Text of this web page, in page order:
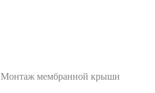
Монтаж мембранной крыши